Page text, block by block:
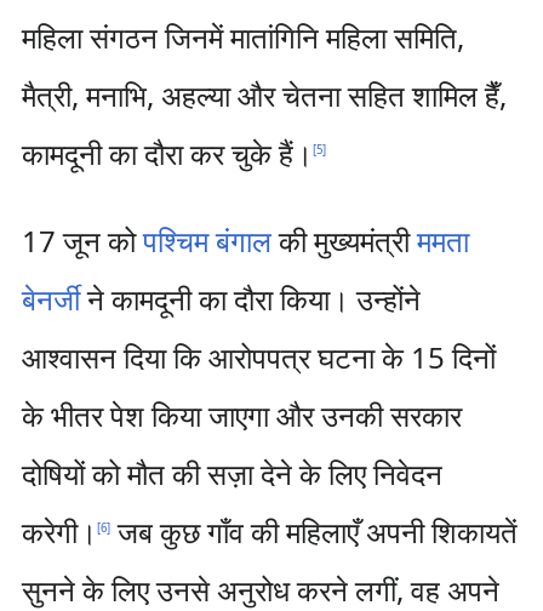
महिला संगठन जिनमें मातांगिनि महिला समिति,
मैत्री, मनाभि, अहल्या और चेतना सहित शामिल हैँ,
कामदूनी का दौरा कर चुके हैं। [5]
17 जून कोपश्चिम बंगालकी मुख्यमंत्रीममता
बेनर्जीने कामदूनी का दौरा किया। उन्होंने
आश्वासन दिया कि आरोपपत्र घटना के 15 दिनों
के भीतर पेश किया जाएगा और उनकी सरकार
दोषियों को मौत की सज़ा देने के लिए निवेदन
करेगी। [6]जब कुछ गाँव की महिलाएँ अपनी शिकायतें
सुनने के लिए उनसे अनुरोध करने लगीं, वह अपने